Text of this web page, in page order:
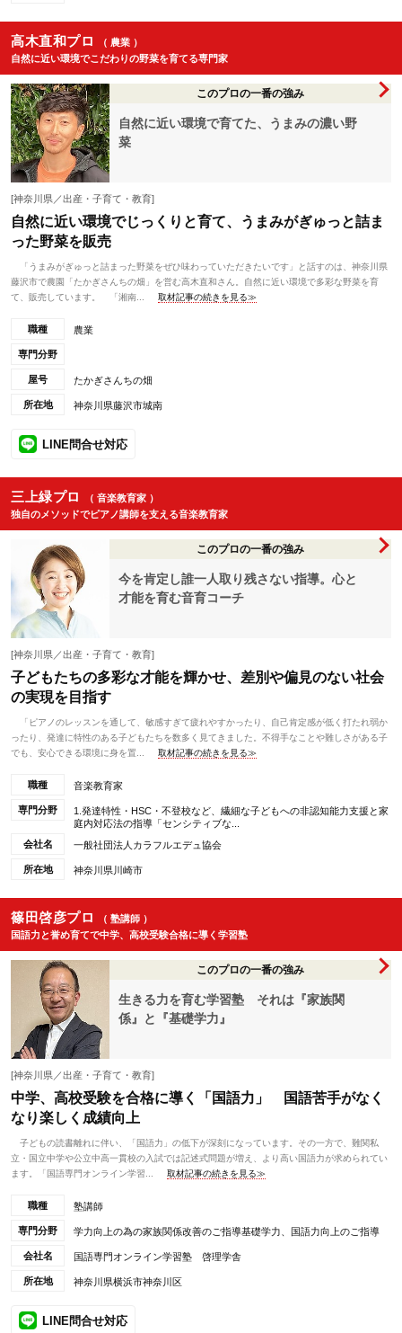
高木直和プロ
（ 農業 ）
自然に近い環境でこだわりの野菜を育てる専門家
このプロの一番の強み
自然に近い環境で育てた、うまみの濃い野
菜
[神奈川県／出産・子育て・教育]
自然に近い環境でじっくりと育て、うまみがぎゅっと詰ま
った野菜を販売
「うまみがぎゅっと詰まった野菜をぜひ味わっていただきたいです」と話すのは、神奈川県
藤沢市で農園「たかぎさんちの畑」を営む高木直和さん。自然に近い環境で多彩な野菜を育
て、販売しています。 「湘南...
取材記事の続きを見る≫
職種 農業
専門分野
屋号 たかぎさんちの畑
所在地 神奈川県藤沢市城南
LINE問合せ対応
三上緑プロ
（ 音楽教育家 ）
独自のメソッドでピアノ講師を支える音楽教育家
このプロの一番の強み
今を肯定し誰一人取り残さない指導。心と
才能を育む音育コーチ
[神奈川県／出産・子育て・教育]
子どもたちの多彩な才能を輝かせ、差別や偏見のない社会
の実現を目指す
「ピアノのレッスンを通して、敏感すぎて疲れやすかったり、自己肯定感が低く打たれ弱か
ったり、発達に特性のある子どもたちを数多く見てきました。不得手なことや難しさがある子
でも、安心できる環境に身を置...
取材記事の続きを見る≫
職種 音楽教育家
専門分野
1.発達特性・HSC・不登校など、繊細な子どもへの非認知能力支援と家
庭内対応法の指導「センシティブな...
会社名
一般社団法人カラフルエデュ協会
所在地 神奈川県川崎市
篠田啓彦プロ
（ 塾講師 ）
国語力と誉め育てで中学、高校受験合格に導く学習塾
このプロの一番の強み
生きる力を育む学習塾 それは『家族関
係』と『基礎学力』
[神奈川県／出産・子育て・教育]
中学、高校受験を合格に導く「国語力」 国語苦手がなく
なり楽しく成績向上
子どもの読書離れに伴い、「国語力」の低下が深刻になっています。その一方で、難関私
立・国立中学や公立中高一貫校の入試では記述式問題が増え、より高い国語力が求められてい
ます。「国語専門オンライン学習...
取材記事の続きを見る≫
職種 塾講師
専門分野 学力向上の為の家族関係改善のご指導基礎学力、国語力向上のご指導
会社名 国語専門オンライン学習塾 啓理学舎
所在地 神奈川県横浜市神奈川区
LINE問合せ対応